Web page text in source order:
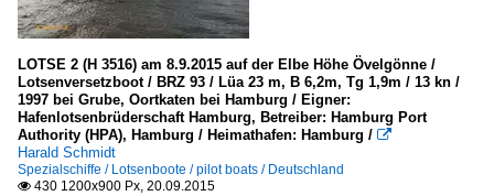
LOTSE 2 (H 3516) am 8.9.2015 auf der Elbe Höhe Övelgönne /
Lotsenversetzboot / BRZ 93 / Lüa 23 m, B 6,2m, Tg 1,9m / 13 kn /
1997 bei Grube, Oortkaten bei Hamburg / Eigner:
Hafenlotsenbrüderschaft Hamburg, Betreiber: Hamburg Port
Authority (HPA), Hamburg / Heimathafen: Hamburg / 
Harald Schmidt
Spezialschiffe / Lotsenboote / pilot boats / Deutschland
 430 1200x900 Px, 20.09.2015